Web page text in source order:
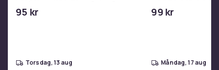
95 kr
torsdag, 13 aug
99 kr
måndag, 17 aug